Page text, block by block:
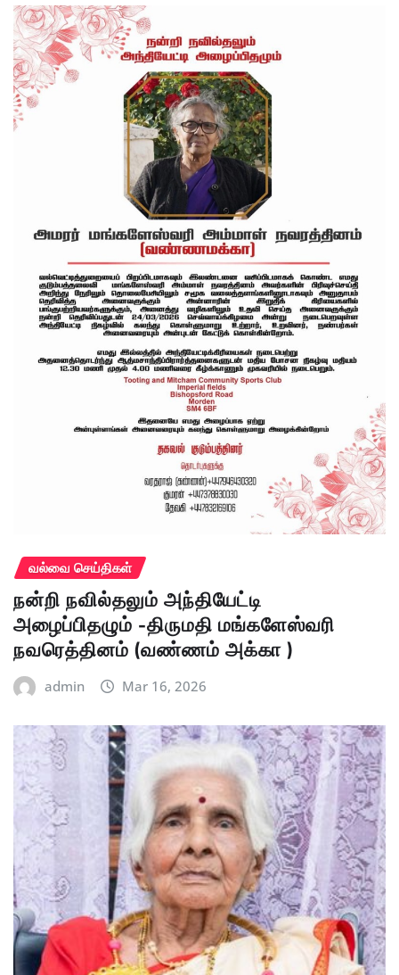
வல்வை செய்திகள்
நன்றி நவில்தலும் அந்தியேட்டி
அழைப்பிதழும் -திருமதி மங்களேஸ்வரி
நவரெத்தினம் (வண்ணம் அக்கா )
admin Mar 16, 2026